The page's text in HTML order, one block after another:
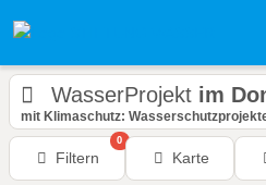
WasserProjekt im
mit Klimaschutz:
Filtern
0
Karte